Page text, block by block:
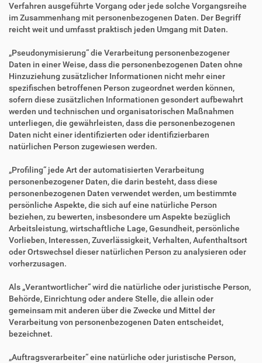
Verfahren ausgeführte Vorgang oder jede solche Vorgangsreihe
im Zusammenhang mit personenbezogenen Daten. Der Begriff
reicht weit und umfasst praktisch jeden Umgang mit Daten.
„Pseudonymisierung“ die Verarbeitung personenbezogener
Daten in einer Weise, dass die personenbezogenen Daten ohne
Hinzuziehung zusätzlicher Informationen nicht mehr einer
spezifischen betroffenen Person zugeordnet werden können,
sofern diese zusätzlichen Informationen gesondert aufbewahrt
werden und technischen und organisatorischen Maßnahmen
unterliegen, die gewährleisten, dass die personenbezogenen
Daten nicht einer identifizierten oder identifizierbaren
natürlichen Person zugewiesen werden.
„Profiling“ jede Art der automatisierten Verarbeitung
personenbezogener Daten, die darin besteht, dass diese
personenbezogenen Daten verwendet werden, um bestimmte
persönliche Aspekte, die sich auf eine natürliche Person
beziehen, zu bewerten, insbesondere um Aspekte bezüglich
Arbeitsleistung, wirtschaftliche Lage, Gesundheit, persönliche
Vorlieben, Interessen, Zuverlässigkeit, Verhalten, Aufenthaltsort
oder Ortswechsel dieser natürlichen Person zu analysieren oder
vorherzusagen.
Als „Verantwortlicher“ wird die natürliche oder juristische Person,
Behörde, Einrichtung oder andere Stelle, die allein oder
gemeinsam mit anderen über die Zwecke und Mittel der
Verarbeitung von personenbezogenen Daten entscheidet,
bezeichnet.
„Auftragsverarbeiter“ eine natürliche oder juristische Person,